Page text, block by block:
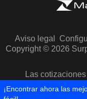
Aviso legal
Copyright © 2026
Las
¡Encontrar ahora las